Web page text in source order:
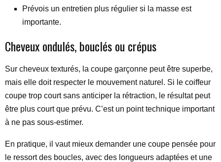
Prévois un entretien plus régulier si la masse est
importante.
Cheveux ondulés, bouclés ou crépus
Sur cheveux texturés, la coupe garçonne peut être superbe,
mais elle doit respecter le mouvement naturel. Si le coiffeur
coupe trop court sans anticiper la rétraction, le résultat peut
être plus court que prévu. C’est un point technique important
à ne pas sous-estimer.
En pratique, il vaut mieux demander une coupe pensée pour
le ressort des boucles, avec des longueurs adaptées et une